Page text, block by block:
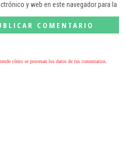
y web en este navegador para la
cómo se procesan los datos de tus comentarios